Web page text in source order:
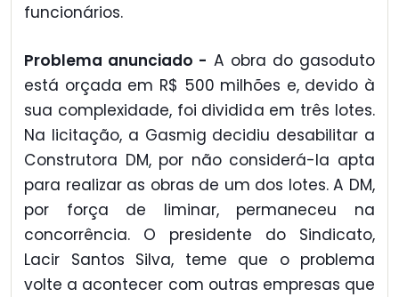
funcionários.
Problema anunciado - A obra do gasoduto
está orçada em R$ 500 milhões e, devido à
sua complexidade, foi dividida em três lotes.
Na licitação, a Gasmig decidiu desabilitar a
Construtora DM, por não considerá-la apta
para realizar as obras de um dos lotes. A DM,
por força de liminar, permaneceu na
concorrência. O presidente do Sindicato,
Lacir Santos Silva, teme que o problema
volte a acontecer com outras empresas que